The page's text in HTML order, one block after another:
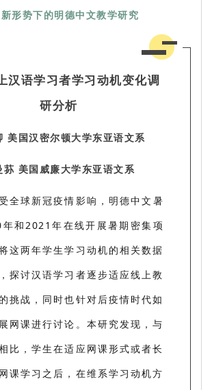
形势下的明德中文教学研究
汉语学习者学习动机变化调
研分析
美国汉密尔顿大学东亚语文系
荪 美国威廉大学东亚语文系
全球新冠疫情影响，明德中文暑
和2021年在线开展暑期密集项
这两年学生学习动机的相关数据
探讨汉语学习者逐步适应线上教
挑战，同时也针对后疫情时代如
网课进行讨论。本研究发现，与
比，学生在适应网课形式或者长
课学习之后，在维系学习动机方